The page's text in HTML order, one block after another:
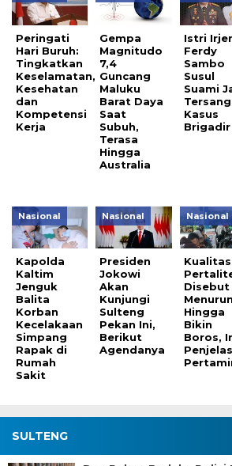
Peringati
Hari Buruh:
Tingkatkan
Keselamatan,
Kesehatan
dan
Kompetensi
Kerja
Gempa
Magnitudo
7,4
Guncang
Maluku
Barat Daya
Saat
Subuh,
Terasa
Hingga
Australia
Istri
Ferdy
Sambo
Susul
Suami
Kasus
Brigadir
Nasional
Kapolda
Kaltim
Jenguk
Balita
Korban
Kecelakaan
Simpang
Rapak di
Rumah
Sakit
Nasional
Presiden
Jokowi
Akan
Kunjungi
Sulteng
Pekan Ini,
Berikut
Agendanya
Nasional
Kualitas
Disebut
Menurun
Hingga
Bikin
Boros,
SULTENG